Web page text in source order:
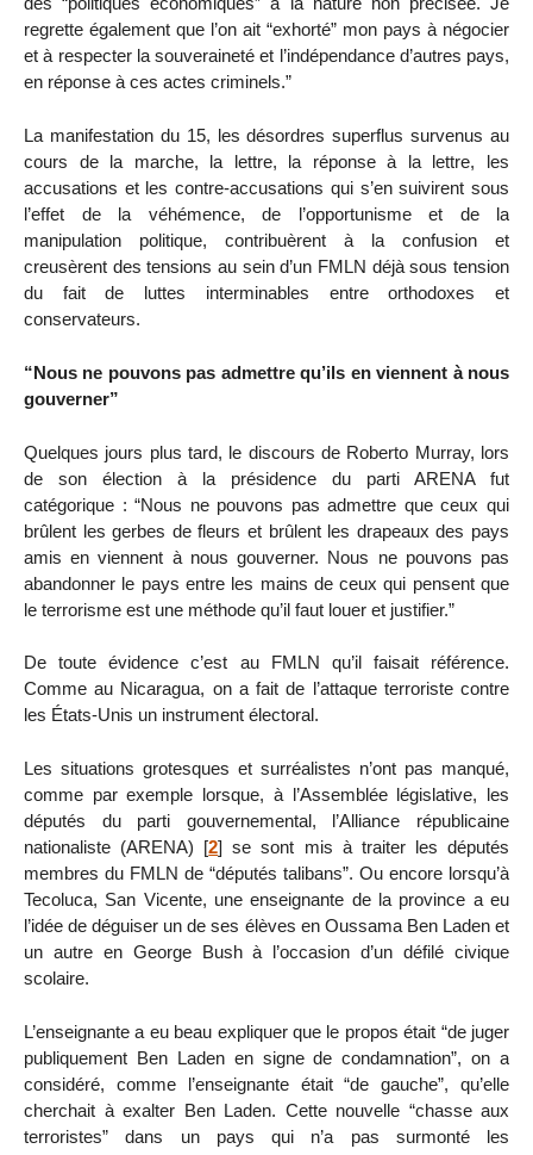
regrette également que l’on ait “exhorté” mon pays à négocier
et à respecter la souveraineté et l’indépendance d’autres pays,
en réponse à ces actes criminels.”
La manifestation du 15, les désordres superflus survenus au
cours de la marche, la lettre, la réponse à la lettre, les
accusations et les contre-accusations qui s’en suivirent sous
l’effet de la véhémence, de l’opportunisme et de la
manipulation politique, contribuèrent à la confusion et
creusèrent des tensions au sein d’un FMLN déjà sous tension
du fait de luttes interminables entre orthodoxes et
conservateurs.
“Nous ne pouvons pas admettre qu’ils en viennent à nous
gouverner”
Quelques jours plus tard, le discours de Roberto Murray, lors
de son élection à la présidence du parti ARENA fut
catégorique : “Nous ne pouvons pas admettre que ceux qui
brûlent les gerbes de fleurs et brûlent les drapeaux des pays
amis en viennent à nous gouverner. Nous ne pouvons pas
abandonner le pays entre les mains de ceux qui pensent que
le terrorisme est une méthode qu’il faut louer et justifier.”
De toute évidence c’est au FMLN qu’il faisait référence.
Comme au Nicaragua, on a fait de l’attaque terroriste contre
les États-Unis un instrument électoral.
Les situations grotesques et surréalistes n’ont pas manqué,
comme par exemple lorsque, à l’Assemblée législative, les
députés du parti gouvernemental, l’Alliance républicaine
nationaliste (ARENA) [2] se sont mis à traiter les députés
membres du FMLN de “députés talibans”. Ou encore lorsqu’à
Tecoluca, San Vicente, une enseignante de la province a eu
l’idée de déguiser un de ses élèves en Oussama Ben Laden et
un autre en George Bush à l’occasion d’un défilé civique
scolaire.
L’enseignante a eu beau expliquer que le propos était “de juger
publiquement Ben Laden en signe de condamnation”, on a
considéré, comme l’enseignante était “de gauche”, qu’elle
cherchait à exalter Ben Laden. Cette nouvelle “chasse aux
terroristes” dans un pays qui n’a pas surmonté les